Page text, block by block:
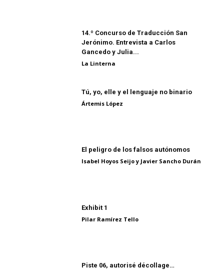
14.º Concurso de Traducción San
Jerónimo. Entrevista a Carlos
Gancedo y Julia...
La Linterna
Tú, yo, elle y el lenguaje no binario
Ártemis López
El peligro de los falsos autónomos
Isabel Hoyos Seijo y Javier Sancho Durán
Exhibit 1
Pilar Ramírez Tello
Piste 06, autorisé décollage…